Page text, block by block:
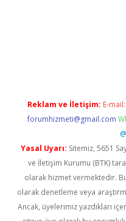
Reklam ve İletişim: E-mail:
forumhizmeti@gmail.com
Yasal Uyarı: Sitemiz, 5651
ve İletişim Kurumu (BTK)
olarak hizmet vermektedir.
olarak denetleme veya
Ancak, üyelerimiz yazdıkları